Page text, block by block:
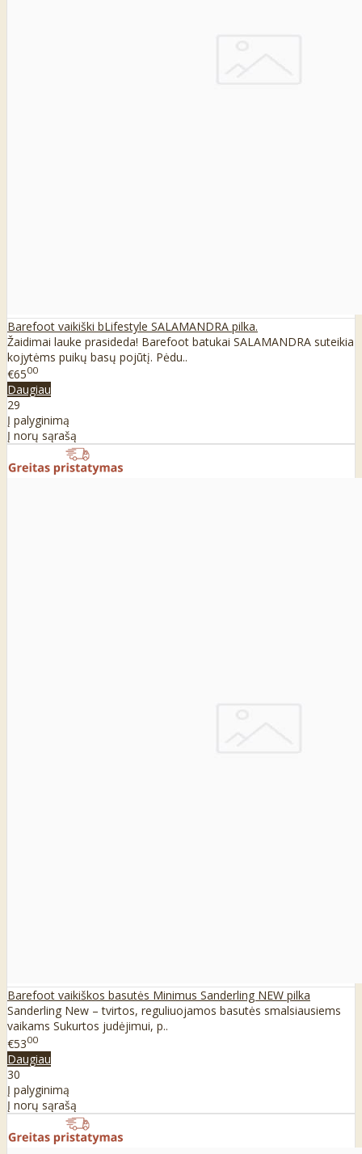
Barefoot vaikiški bLifestyle SALAMANDRA pilka.
Žaidimai lauke prasideda! Barefoot batukai SALAMANDRA suteikia
kojytėms puikų basų pojūtį. Pėdu..
€6500
Daugiau
29
Į palyginimą
Į norų sąrašą
Barefoot vaikiškos basutės Minimus Sanderling NEW pilka
Sanderling New – tvirtos, reguliuojamos basutės smalsiausiems
vaikams Sukurtos judėjimui, p..
€5300
Daugiau
30
Į palyginimą
Į norų sąrašą